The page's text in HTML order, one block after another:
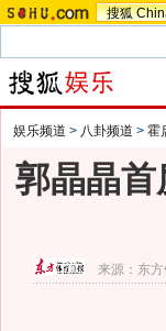
搜狐
娱乐频道 > 八卦频道 > 霍
郭晶晶
来源： 东